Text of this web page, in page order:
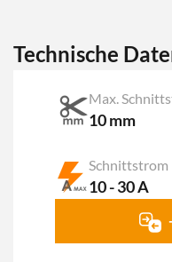
Technische
Max.
10 mm
Schnittstrom
10 - 30 A